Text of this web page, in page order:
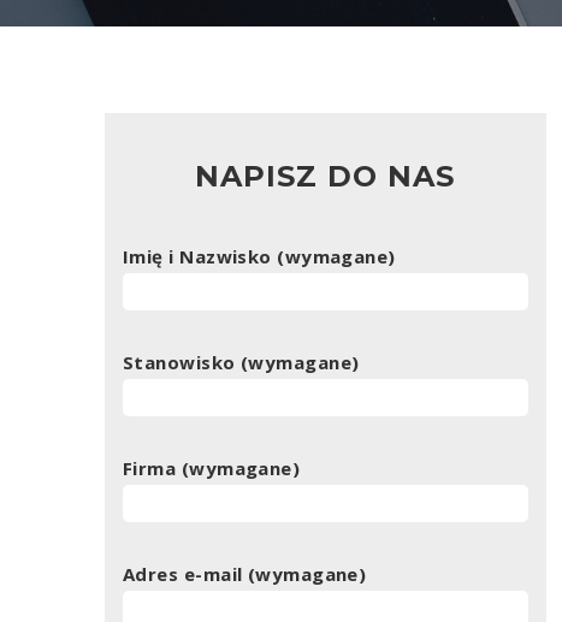
NAPISZ DO NAS
Imię i Nazwisko (wymagane)
Stanowisko (wymagane)
Firma (wymagane)
Adres e-mail (wymagane)